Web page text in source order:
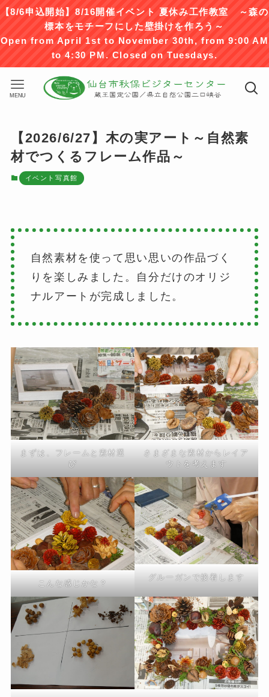
【8/6申込開始】8/16開催イベント 夏休み工作教室 ～森の
標本をモチーフにした壁掛けを作ろう～
Open from April 1st to November 30th, from 9:00 AM
to 4:30 PM. Closed on Tuesdays.
MENU
【2026/6/27】木の実アート～自然素
材でつくるフレーム作品～
イベント写真館
自然素材を使って思い思いの作品づく
りを楽しみました。自分だけのオリジ
ナルアートが完成しました。
まずは、フレームと素材選
び
さまざまな素材からレイア
ウトを考えます
こんな感じかな？
グルーガンで接着します